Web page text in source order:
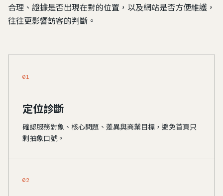
合理、證據是否出現在對的位置，以及網站是否方便維護，
往往更影響訪客的判斷。
01
定位診斷
確認服務對象、核心問題、差異與商業目標，避免首頁只
剩抽象口號。
02